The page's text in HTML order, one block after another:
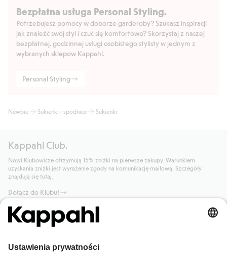
Bezpłatna usługa Personal Styling.
Potrzebujesz pomocy w doborze garderoby? Szukasz inspiracji
jak znaleźć swój styl i czuć się komfortowo? Skorzystaj z naszej
bezpłatnej, godzinnej usługi osobistego stylisty w jednym z
wybranych sklepów Kappahl.
Personal Styling
Newbie Sukienki i spódnice Sukienki
Kappahl Club.
Nowi Klubowicze otrzymują 15% zniżki na pierwsze zakupy. Warunkiem
uzyskania zniżki jest wyrażenie zgody na komunikację mailową. Szczegóły
znajdują się tutaj.
Dołącz do Klubu!